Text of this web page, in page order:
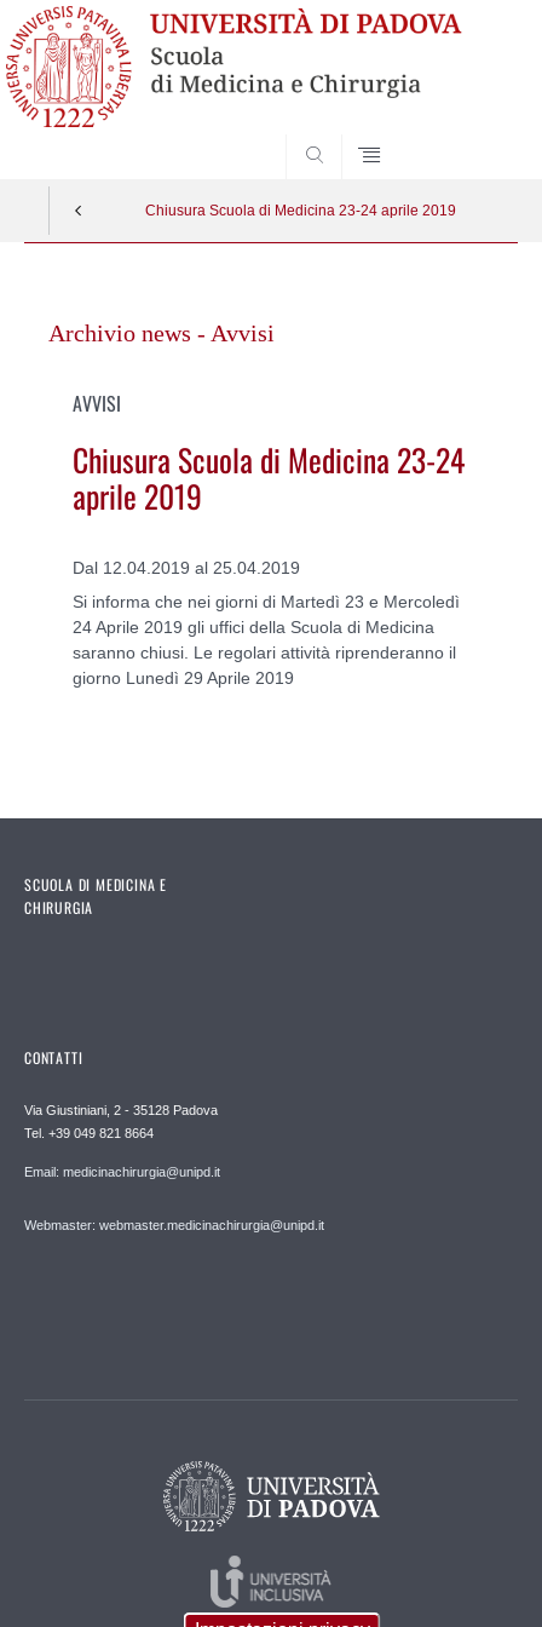
Chiusura Scuola di Medicina 23-24 aprile 2019
contenutoArchivio news - Avvisi
AVVISI
Chiusura Scuola di Medicina 23-24
aprile 2019
Dal 12.04.2019 al 25.04.2019
Si informa che nei giorni di Martedì 23 e Mercoledì
24 Aprile 2019 gli uffici della Scuola di Medicina
saranno chiusi. Le regolari attività riprenderanno il
giorno Lunedì 29 Aprile 2019
SCUOLA DI MEDICINA E
CHIRURGIA
CONTATTI
Via Giustiniani, 2 - 35128 Padova
Tel. +39 049 821 8664
Email: medicinachirurgia@unipd.it
Webmaster: webmaster.medicinachirurgia@unipd.it